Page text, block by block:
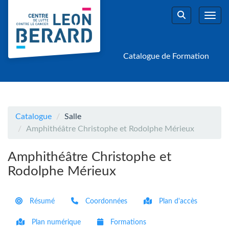
Aller au menu principal
Aller au contenu principal
Personnaliser l'interface
Rechercher
Catalogue de Formation
Catalogue
Salle
Amphithéâtre Christophe et Rodolphe Mérieux
Amphithéâtre Christophe et
Rodolphe Mérieux
Résumé Coordonnées Plan d'accès
Plan numérique Formations